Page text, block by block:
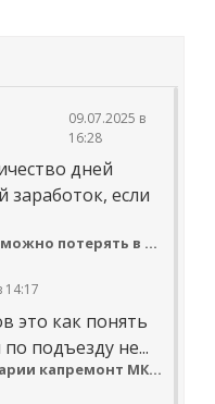
09.07.2025 в
16:28
дней
заработок, если
Взяв отпуск в мае, можно потерять в деньгах
14:17
это как понять
подъезду не...
В Кабардино-Балкарии капремонт МКД идёт с опережением графика